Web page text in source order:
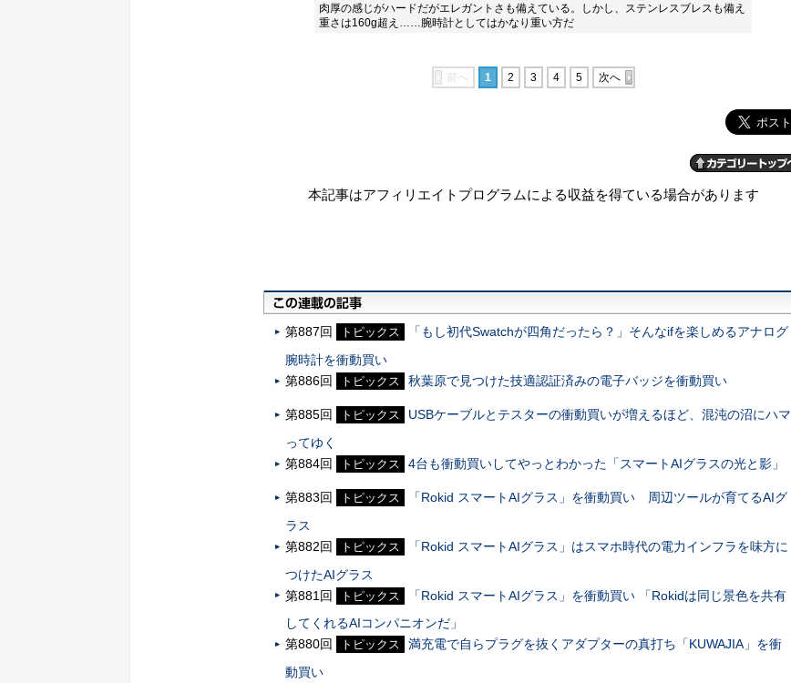
肉厚の感じがハードだがエレガントさも備えている。しかし、ステンレスブレスも備え
重さは160g超え……腕時計としてはかなり重い方だ
前へ 1 2 3 4 5 次へ
本記事はアフィリエイトプログラムによる収益を得ている場合があります
第887回 トピックス
「もし初代Swatchが四角だったら？」そんなifを楽しめるアナログ
腕時計を衝動買い
第886回
トピックス 秋葉原で見つけた技適認証済みの電子バッジを衝動買い
第885回 トピックス
USBケーブルとテスターの衝動買いが増えるほど、混沌の沼にハマ
ってゆく
第884回
トピックス 4台も衝動買いしてやっとわかった「スマートAIグラスの光と影」
第883回 トピックス
「Rokid スマートAIグラス」を衝動買い 周辺ツールが育てるAIグ
ラス
第882回
トピックス
「Rokid スマートAIグラス」はスマホ時代の電力インフラを味方に
つけたAIグラス
第881回
トピックス
「Rokid スマートAIグラス」を衝動買い 「Rokidは同じ景色を共有
してくれるAIコンパニオンだ」
第880回
トピックス
満充電で自らプラグを抜くアダプターの真打ち「KUWAJIA」を衝
動買い